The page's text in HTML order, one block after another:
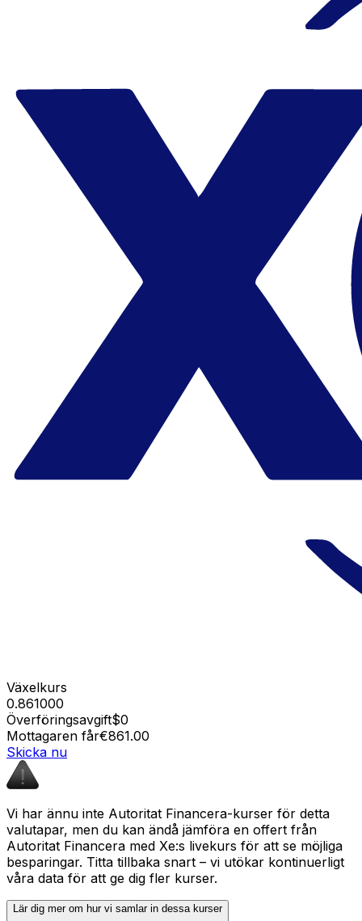
Växelkurs
0.861000
Överföringsavgift$0
Mottagaren får€861.00
Skicka nu
Vi har ännu inte Autoritat Financera-kurser för detta
valutapar, men du kan ändå jämföra en offert från
Autoritat Financera med Xe:s livekurs för att se möjliga
besparingar. Titta tillbaka snart – vi utökar kontinuerligt
våra data för att ge dig fler kurser.
Lär dig mer om hur vi samlar in dessa kurser